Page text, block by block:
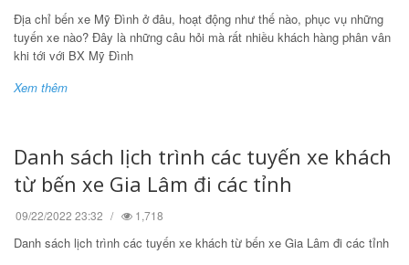
Địa chỉ bến xe Mỹ Đình ở đâu, hoạt động như thế nào, phục vụ những
tuyến xe nào? Đây là những câu hỏi mà rất nhiều khách hàng phân vân
khi tới với BX Mỹ Đình
Xem thêm
Danh sách lịch trình các tuyến xe khách
từ bến xe Gia Lâm đi các tỉnh
09/22/2022 23:32 1,718
Danh sách lịch trình các tuyến xe khách từ bến xe Gia Lâm đi các tỉnh